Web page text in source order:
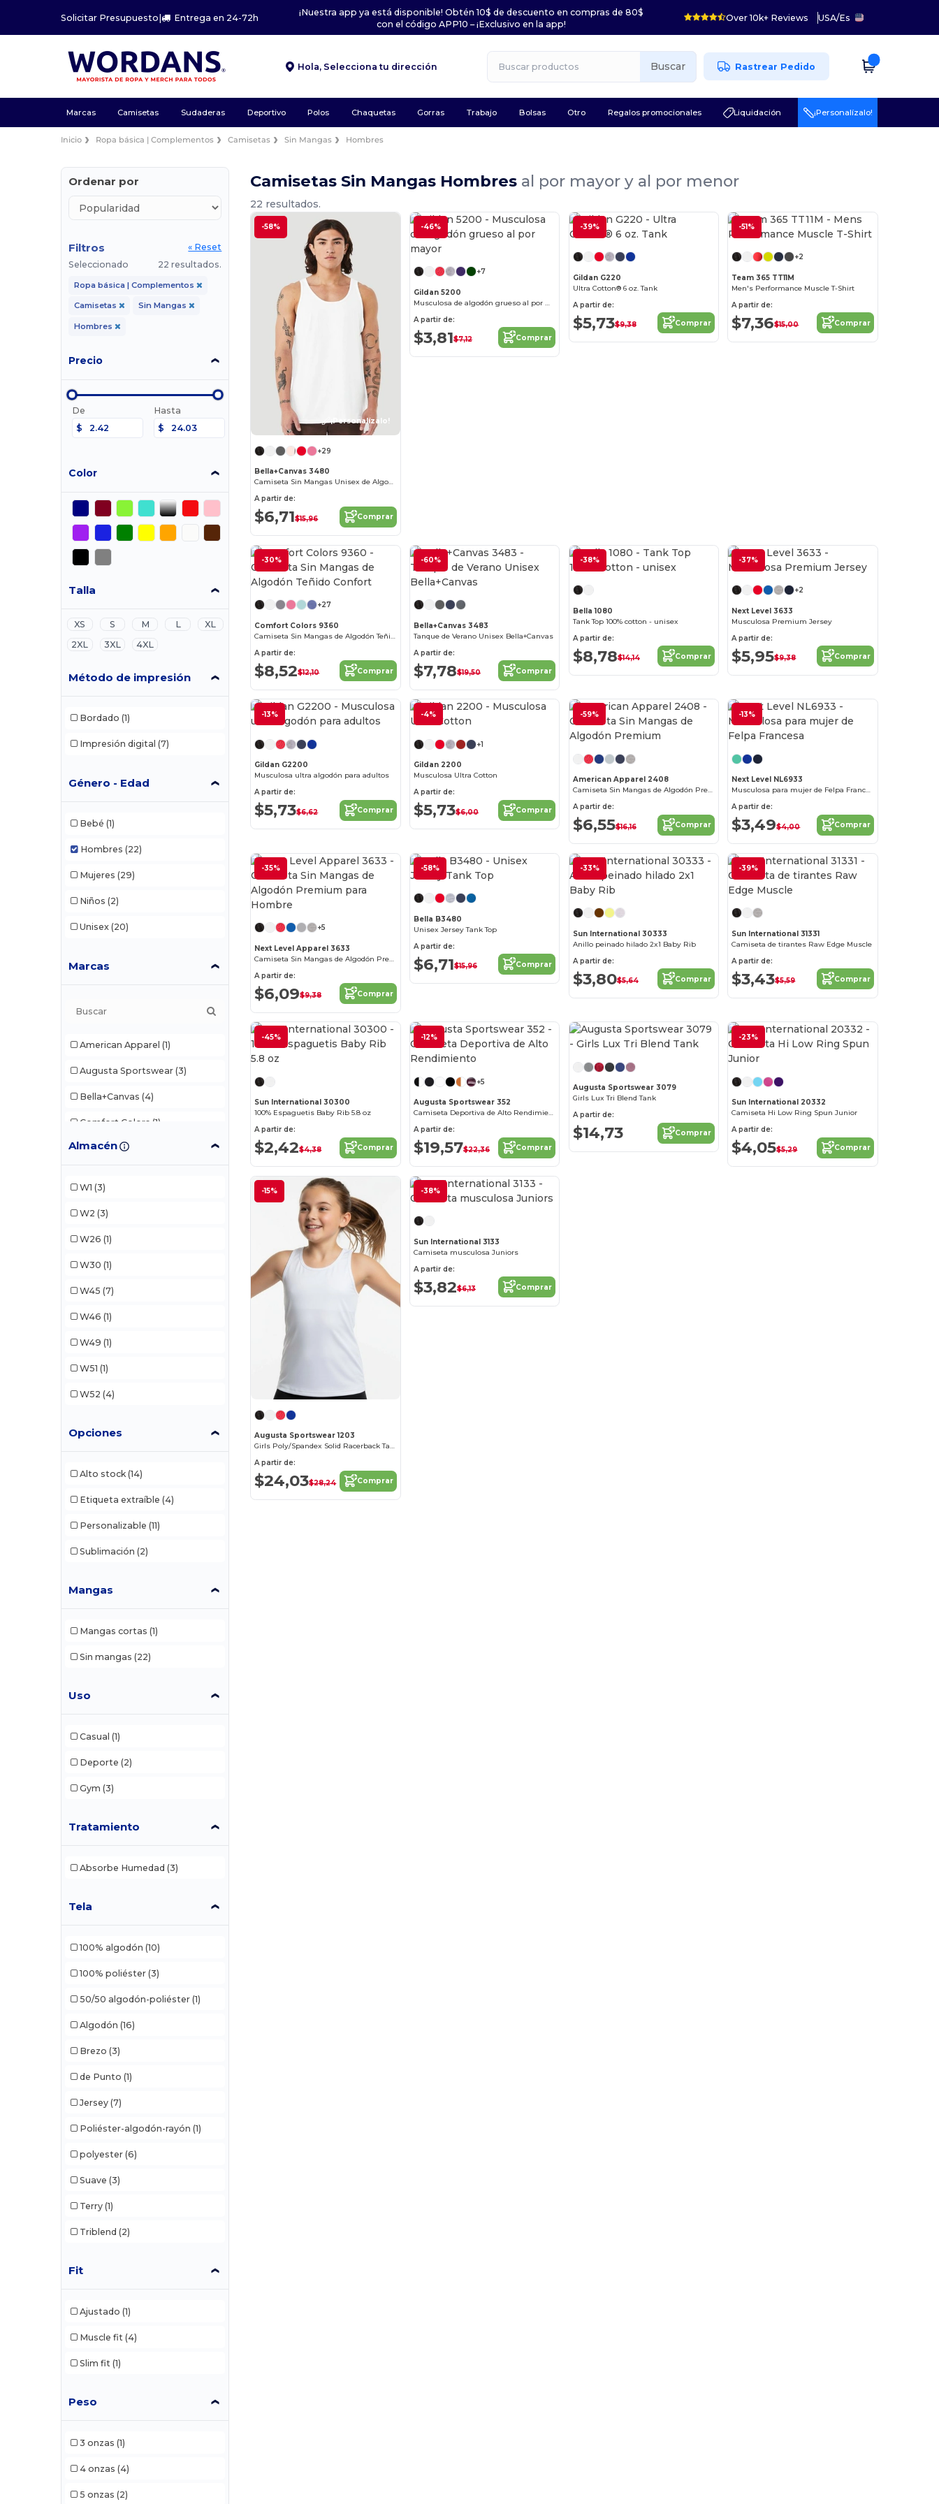
Solicitar Presupuesto| Entrega en 24-72h
¡Nuestra app ya está disponible! Obtén 10$ de descuento en compras de 80$
con el código APP10 – ¡Exclusivo en la app!
Over 10k+ Reviews USA/Es
Hola, Selecciona tu dirección Buscar Rastrear Pedido
Marcas Camisetas Sudaderas Deportivo Polos Chaquetas Gorras Trabajo Bolsas Otro Regalos promocionales Liquidación ¡Personalízalo!
Inicio Ropa básica | Complementos Camisetas Sin Mangas Hombres
Ordenar por
Filtros
« Reset
Seleccionado
22 resultados.
Ropa básica | Complementos
Camisetas Sin Mangas
Hombres
Precio
De
$
Hasta
$
Color
Talla
XS S M L
XL
2XL
3XL 4XL
Método de impresión
Bordado (1)
Impresión digital (7)
Género - Edad
Bebé (1)
Hombres (22)
Mujeres (29)
Niños (2)
Unisex (20)
Marcas
American Apparel (1)
Augusta Sportswear (3)
Bella+Canvas (4)
Comfort Colors (1)
Gildan (4)
Almacén
W1 (3)
W2 (3)
W26 (1)
W30 (1)
W45 (7)
W46 (1)
W49 (1)
W51 (1)
W52 (4)
Opciones
Alto stock (14)
Etiqueta extraíble (4)
Personalizable (11)
Sublimación (2)
Mangas
Mangas cortas (1)
Sin mangas (22)
Uso
Casual (1)
Deporte (2)
Gym (3)
Tratamiento
Absorbe Humedad (3)
Tela
100% algodón (10)
100% poliéster (3)
50/50 algodón-poliéster (1)
Algodón (16)
Brezo (3)
de Punto (1)
Jersey (7)
Poliéster-algodón-rayón (1)
polyester (6)
Suave (3)
Terry (1)
Triblend (2)
Fit
Ajustado (1)
Muscle fit (4)
Slim fit (1)
Peso
3 onzas (1)
4 onzas (4)
5 onzas (2)
Camisetas Sin Mangas Hombres al por mayor y al por menor
22 resultados.
-58%
¡Personalízalo!
+29
Bella+Canvas 3480
Camiseta Sin Mangas Unisex de Algodón Premium
A partir de:
$6,71$15,96 Comprar
-46%
¡Personalízalo!
+7
Gildan 5200
Musculosa de algodón grueso al por mayor
A partir de:
$3,81$7,12 Comprar
-39%
Gildan G220
Ultra Cotton® 6 oz. Tank
A partir de:
$5,73$9,38 Comprar
-51%
+2
Team 365 TT11M
Men's Performance Muscle T-Shirt
A partir de:
$7,36$15,00 Comprar
-30%
¡Personalízalo!
+27
Comfort Colors 9360
Camiseta Sin Mangas de Algodón Teñido Confort
A partir de:
$8,52$12,10 Comprar
-60%
Bella+Canvas 3483
Tanque de Verano Unisex Bella+Canvas
A partir de:
$7,78$19,50 Comprar
-38%
Bella 1080
Tank Top 100% cotton - unisex
A partir de:
$8,78$14,14 Comprar
-37%
+2
Next Level 3633
Musculosa Premium Jersey
A partir de:
$5,95$9,38 Comprar
-13%
Gildan G2200
Musculosa ultra algodón para adultos
A partir de:
$5,73$6,62 Comprar
-4%
+1
Gildan 2200
Musculosa Ultra Cotton
A partir de:
$5,73$6,00 Comprar
-59%
¡Personalízalo!
American Apparel 2408
Camiseta Sin Mangas de Algodón Premium
A partir de:
$6,55$16,16 Comprar
-13%
Next Level NL6933
Musculosa para mujer de Felpa Francesa
A partir de:
$3,49$4,00 Comprar
-35%
¡Personalízalo!
+5
Next Level Apparel 3633
Camiseta Sin Mangas de Algodón Premium para Hombre
A partir de:
$6,09$9,38 Comprar
-58%
Bella B3480
Unisex Jersey Tank Top
A partir de:
$6,71$15,96 Comprar
-33%
Sun International 30333
Anillo peinado hilado 2x1 Baby Rib
A partir de:
$3,80$5,64 Comprar
-39%
Sun International 31331
Camiseta de tirantes Raw Edge Muscle
A partir de:
$3,43$5,59 Comprar
-45%
Sun International 30300
100% Espaguetis Baby Rib 5.8 oz
A partir de:
$2,42$4,38 Comprar
-12%
+5
Augusta Sportswear 352
Camiseta Deportiva de Alto Rendimiento
A partir de:
$19,57$22,36 Comprar
Augusta Sportswear 3079
Girls Lux Tri Blend Tank
A partir de:
$14,73 Comprar
-23%
Sun International 20332
Camiseta Hi Low Ring Spun Junior
A partir de:
$4,05$5,29 Comprar
-15%
Augusta Sportswear 1203
Girls Poly/Spandex Solid Racerback Tank
A partir de:
$24,03$28,24 Comprar
-38%
Sun International 3133
Camiseta musculosa Juniors
A partir de:
$3,82$6,13 Comprar